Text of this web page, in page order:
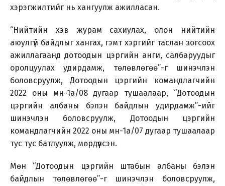
хэрэгжилтийг нь хангуулж ажилласан.
“Нийтийн хэв журам сахиулах, олон нийтийн
аюулгүй байдлыг хангах, гэмт хэргийг таслан зогсоох
ажиллагаанд дотоодын цэргийн анги, салбаруудыг
оролцуулах удирдамж, төлөвлөгөө”-г шинэчлэн
боловсруулж, Дотоодын цэргийн командлагчийн
2022 оны мн-1а/08 дугаар тушаалаар, “Дотоодын
цэргийн албаны бэлэн байдлын удирдамж”-ийг
шинэчлэн боловсруулж, Дотоодын цэргийн
командлагчийн 2022 оны мн-1а/07 дугаар тушаалаар
тус тус батлуулж, мөрдүүлсэн.
Мөн “Дотоодын цэргийн штабын албаны бэлэн
байдлын төлөвлөгөө”-г шинэчлэн боловсруулж,